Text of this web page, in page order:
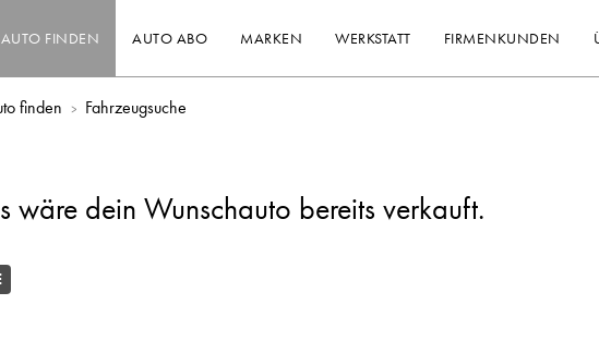
AUTO FINDEN AUTO ABO MARKEN WERKSTATT FIRMENKUNDEN
finden Fahrzeugsuche
wäre dein Wunschauto bereits verkauft.